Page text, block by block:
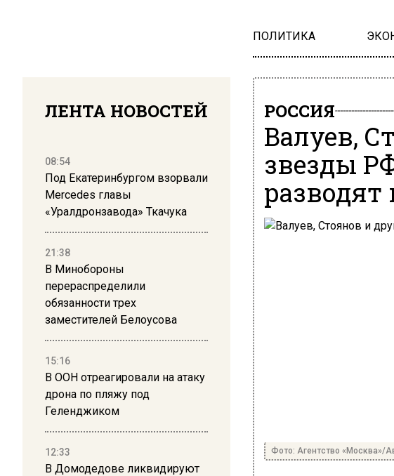
ПОЛИТИКА
ЛЕНТА НОВОСТЕЙ
08:54
Под Екатеринбургом взорвали
Mercedes главы
«Уралдронзавода» Ткачука
21:38
В Минобороны
перераспределили
обязанности трех
заместителей Белоусова
15:16
В ООН отреагировали на атаку
дрона по пляжу под
Геленджиком
12:33
В Домодедове ликвидируют
РОССИЯ
Валуев,
звезды
Фото: Агентство «Москва»/